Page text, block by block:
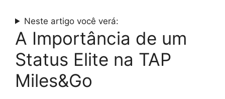
Neste artigo você verá:
A Importância de um
Status Elite na TAP
Miles&Go